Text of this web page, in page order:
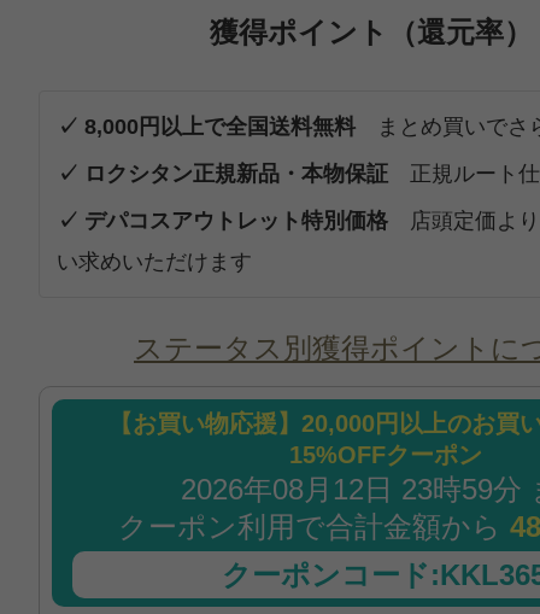
獲得ポイント（還元率）
✓ 8,000円以上で全国送料無料 まとめ買いでさ
✓ ロクシタン正規新品・本物保証 正規ルート
✓ デパコスアウトレット特別価格 店頭定価よ
い求めいただけます
ステータス別獲得ポイントに
【お買い物応援】20,000円以上のお買
15%OFFクーポン
2026年08月12日 23時59分
クーポン利用で合計金額から
クーポンコード